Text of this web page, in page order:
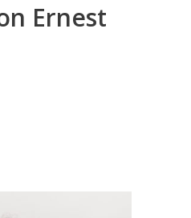
Ernest